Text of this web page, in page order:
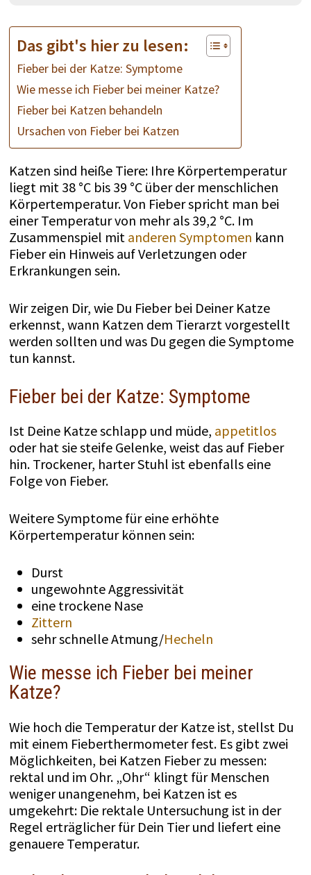
Das gibt's hier zu lesen:
Fieber bei der Katze: Symptome
Wie messe ich Fieber bei meiner Katze?
Fieber bei Katzen behandeln
Ursachen von Fieber bei Katzen
Katzen sind heiße Tiere: Ihre Körpertemperatur
liegt mit 38 °C bis 39 °C über der menschlichen
Körpertemperatur. Von Fieber spricht man bei
einer Temperatur von mehr als 39,2 °C. Im
Zusammenspiel mit anderen Symptomen kann
Fieber ein Hinweis auf Verletzungen oder
Erkrankungen sein.
Wir zeigen Dir, wie Du Fieber bei Deiner Katze
erkennst, wann Katzen dem Tierarzt vorgestellt
werden sollten und was Du gegen die Symptome
tun kannst.
Fieber bei der Katze: Symptome
Ist Deine Katze schlapp und müde, appetitlos
oder hat sie steife Gelenke, weist das auf Fieber
hin. Trockener, harter Stuhl ist ebenfalls eine
Folge von Fieber.
Weitere Symptome für eine erhöhte
Körpertemperatur können sein:
Durst
ungewohnte Aggressivität
eine trockene Nase
Zittern
sehr schnelle Atmung/Hecheln
Wie messe ich Fieber bei meiner
Katze?
Wie hoch die Temperatur der Katze ist, stellst Du
mit einem Fieberthermometer fest. Es gibt zwei
Möglichkeiten, bei Katzen Fieber zu messen:
rektal und im Ohr. „Ohr“ klingt für Menschen
weniger unangenehm, bei Katzen ist es
umgekehrt: Die rektale Untersuchung ist in der
Regel erträglicher für Dein Tier und liefert eine
genauere Temperatur.